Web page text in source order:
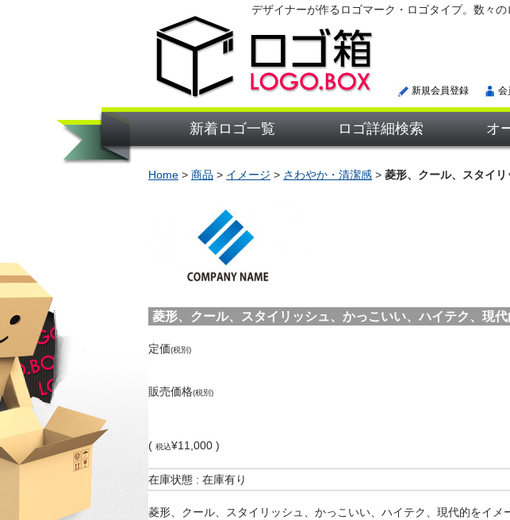
デザイナーが作るロゴマーク・ロゴタイプ。数々
新規会員登録 会
新着ロゴ一覧 ロゴ詳細検索 オ
Home > 商品 > イメージ > さわやか・清潔感 > 菱形、クール、スタイ
菱形、クール、スタイリッシュ、かっこいい、ハイテク、現
定価(税別)
販売価格(税別)
( 税込¥11,000 )
在庫状態 : 在庫有り
菱形、クール、スタイリッシュ、かっこいい、ハイテク、現代的をイメ